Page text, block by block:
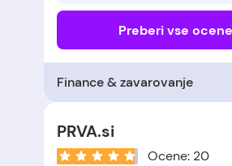
Preberi vse ocene
Finance & zavarovanje
PRVA.si
Ocene: 20